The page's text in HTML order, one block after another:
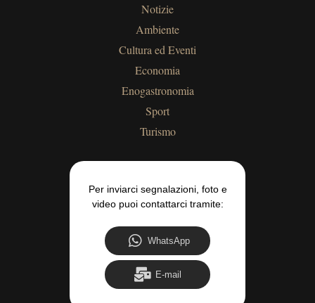
Notizie
Ambiente
Cultura ed Eventi
Economia
Enogastronomia
Sport
Turismo
Per inviarci segnalazioni, foto e
video puoi contattarci tramite:
WhatsApp
E-mail